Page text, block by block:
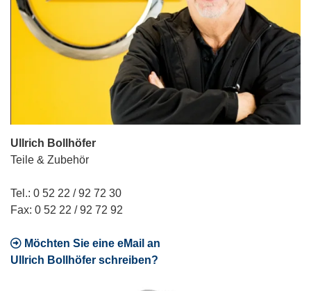
Ullrich Bollhöfer
Teile & Zubehör
Tel.: 0 52 22 / 92 72 30
Fax: 0 52 22 / 92 72 92
Möchten Sie eine eMail an
Ullrich Bollhöfer schreiben?